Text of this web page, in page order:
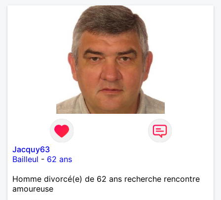
Jacquy63
Bailleul - 62 ans
Homme divorcé(e) de 62 ans recherche rencontre
amoureuse